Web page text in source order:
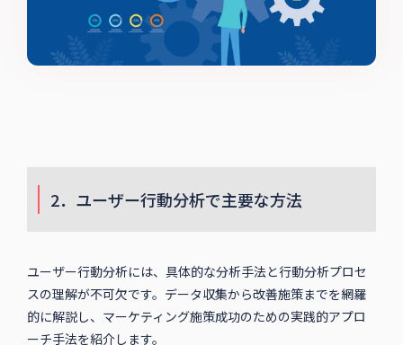
2．ユーザー行動分析で主要な方法
ユーザー行動分析には、具体的な分析手法と行動分析プロセ
スの理解が不可欠です。データ収集から改善施策までを網羅
的に解説し、マーケティング施策成功のための実践的アプロ
ーチ手法を紹介します。